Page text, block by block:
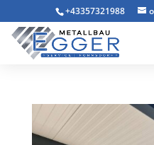
+43357321988